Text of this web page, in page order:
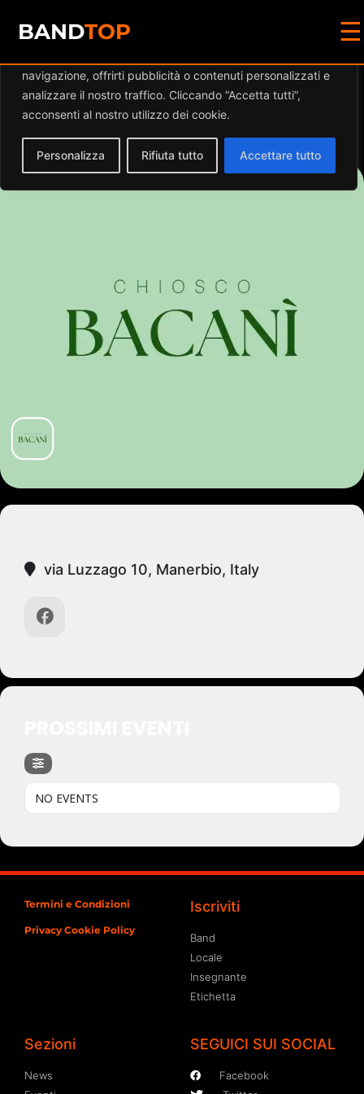
Diamo valore alla tua privacy
navigazione, offrirti pubblicità o contenuti personalizzati e
analizzare il nostro traffico. Cliccando “Accetta tutti”,
acconsenti al nostro utilizzo dei cookie.
Personalizza Rifiuta tutto Accettare tutto
BANDTOP ☰
Events by this
organizer
via Luzzago 10, Manerbio, Italy
NO EVENTS
Termini e Condizioni
Privacy Cookie Policy
Iscriviti
Band
Locale
Insegnante
Etichetta
Sezioni
News
SEGUICI SUI SOCIAL
Facebook